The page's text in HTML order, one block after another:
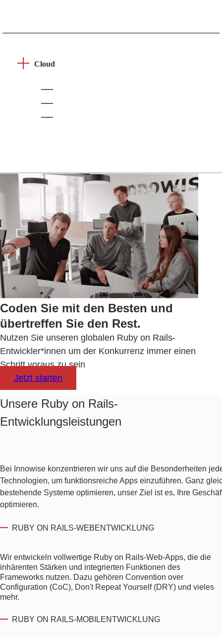
Cloud
Coden Sie mit den Besten und
übertreffen Sie den Rest.
Nutzen Sie unseren globalen Ruby on Rails-
Entwickler*innen um der Konkurrenz immer einen
Schritt voraus zu sein
Jetzt starten
Unsere Ruby on Rails-
Entwicklungsleistungen
Bei Innowise konzentrieren wir uns auf die Besonderheiten
Technologien, um funktionsreiche Apps einzuführen. Ganz
bestehende Systeme optimieren, unser Ziel ist es, Ihre
optimieren.
RUBY ON RAILS-WEBENTWICKLUNG
Wir entwickeln vollwertige Ruby on Rails-Web-Apps, die die
inhärenten Stärken und integrierten Funktionen des
Frameworks nutzen. Dazu gehören Convention over
Configuration (CoC), Don't Repeat Yourself (DRY) und vieles
mehr.
RUBY ON RAILS-MOBILENTWICKLUNG